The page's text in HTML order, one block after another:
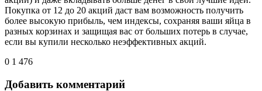
Покупка от 12 до 20 акций даст вам возможность получить
более высокую прибыль, чем индексы, сохраняя ваши яйца в
разных корзинах и защищая вас от больших потерь в случае,
если вы купили несколько неэффективных акций.
0 1 476
Добавить комментарий